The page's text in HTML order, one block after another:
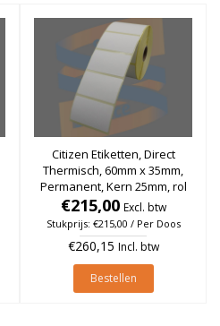
Citizen Etiketten, Direct
Thermisch, 60mm x 35mm,
Permanent, Kern 25mm, rol
à 1.340 stuks (Per doos)
€215,00 Excl. btw
Stukprijs: €215,00 / Per Doos
€260,15 Incl. btw
Bestellen